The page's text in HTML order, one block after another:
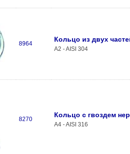
8964
Кольцо из двух
A2 - AISI 304
8270
Кольцо с гвоздем
A4 - AISI 316